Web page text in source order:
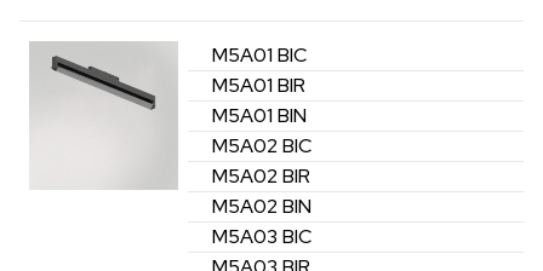
M5A01BIC
M5A01BIR
M5A01BIN
M5A02 BIC
M5A02 BIR
M5A02 BIN
M5A03 BIC